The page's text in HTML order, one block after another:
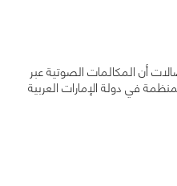
أن المكالمات الصوتية عبر
في دولة الإمارات العربية